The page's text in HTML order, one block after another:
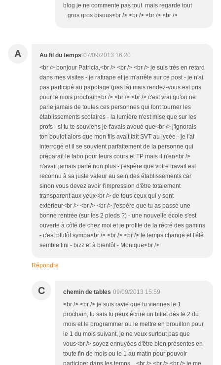
blog je ne commente pas tout mais regarde tout
...gros gros bisous<br /> <br /> <br /> <br />
A Au fil du temps 07/09/2013 16:20
<br /> bonjour Patricia,<br /> <br /> <br /> je suis très en retard
dans mes visites - je rattrape et je m'arrête sur ce post - je n'ai
pas participé au papotage (pas là) mais rendez-vous est pris
pour le mois prochain<br /> <br /> <br /> c'est vrai qu'on ne
parle jamais de toutes ces personnes qui font tourner les
établissements scolaires - la lumière n'est mise que sur les
profs - si tu te souviens je t'avais avoué que<br /> j'ignorais
ton boulot alors que mon fils avait fait SVT au lycée - je l'ai
interrogé et il se souvient parfaitement de la personne qui
préparait le labo pour leurs cours et TP mais il n'en<br />
n'avait jamais parlé non plus - j'espère que votre travail est
reconnu à sa juste valeur au sein des établissements car
sinon vous devez avoir l'impression d'être totalement
transparent aux yeux<br /> de tous ceux qui y sont
extérieur<br /> <br /> <br /> j'espère que tu as passé une
bonne rentrée (sur les 2 pieds ?) - une nouvelle école s'est
ouverte à côté de chez moi et je profite de la récré des gamins
- c'est plutôt sympa<br /> <br /> <br /> le temps change et l'été
semble fini - bizz et à bientôt - Monique<br />
Répondre
C chemin de tables 09/09/2013 15:59
<br /> <br /> je suis ravie que tu viennes le 1
prochain, tu sais tu peux écrire un billet dès le 2 du
mois et le programmer ou le mettre en brouillon pour
le 1 du mois suivant, je ne veux surtout pas que
vous<br /> soyez ennuyées d'être bien présentes en
toute fin de mois ou le 1 au matin pour pouvoir
participer dans les temps....<br /> <br /> <br /> je me